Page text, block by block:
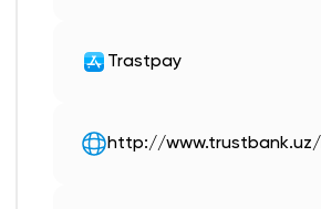
Trastpay
http://